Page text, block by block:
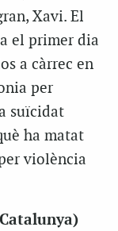
Xavi. El
el primer dia
a càrrec en
per
suïcidat
ha matat
violència